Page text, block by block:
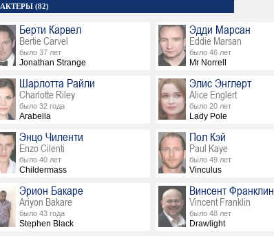
АКТЕРЫ (82)
Берти Карвел
Bertie Carvel
было 37 лет
Jonathan Strange
Эдди Марсан
Eddie Marsan
было 46 лет
Mr Norrell
Шарлотта Райли
Charlotte Riley
было 32 года
Arabella
Элис Энглерт
Alice Englert
было 20 лет
Lady Pole
Энцо Чиленти
Enzo Cilenti
было 40 лет
Childermass
Пол Кэй
Paul Kaye
было 49 лет
Vinculus
Эрион Бакаре
Ariyon Bakare
было 43 года
Stephen Black
Винсент Франклин
Vincent Franklin
было 48 лет
Drawlight